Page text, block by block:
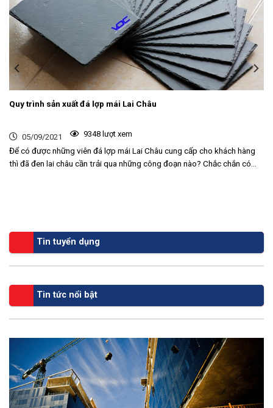
Quy trình sản xuất đá lợp mái Lai Châu
05/09/2021
Để có được những viên đá lợp mái Lai Châu cung cấp cho khách hàng
thì đã đen lai châu cần trải qua những công đoạn nào? Chắc chắn có...
9348 lượt xem
Tin tuyển dụng
Tin tức nổi bật